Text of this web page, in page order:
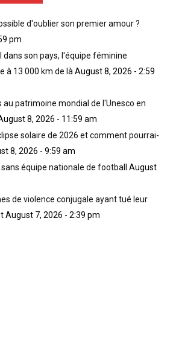
d'oublier son premier amour ?
pm
dans son pays, l'équipe féminine
à 13 000 km de làAugust 8, 2026 - 2:59
au patrimoine mondial de l'Unesco en
8, 2026 - 11:59 am
solaire de 2026 et comment pourrai-
8, 2026 - 9:59 am
sans équipe nationale de football August
de violence conjugale ayant tué leur
August 7, 2026 - 2:39 pm